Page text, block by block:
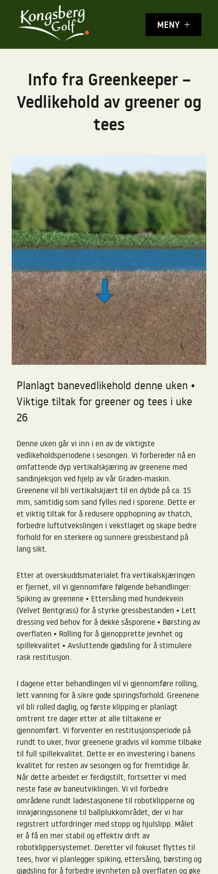
MENY
Info fra Greenkeeper –
Vedlikehold av greener og
tees
Planlagt banevedlikehold denne uken •
Viktige tiltak for greener og tees i uke
26
Denne uken går vi inn i en av de viktigste
vedlikeholdsperiodene i sesongen. Vi forbereder nå en
omfattende dyp vertikalskjæring av greenene med
sandinjeksjon ved hjelp av vår Graden-maskin.
Greenene vil bli vertikalskjært til en dybde på ca. 15
mm, samtidig som sand fylles ned i sporene. Dette er
et viktig tiltak for å redusere opphopning av thatch,
forbedre luftutvekslingen i vekstlaget og skape bedre
forhold for en sterkere og sunnere gressbestand på
lang sikt.
Etter at overskuddsmaterialet fra vertikalskjæringen
er fjernet, vil vi gjennomføre følgende behandlinger:
Spiking av greenene • Ettersåing med hundekvein
(Velvet Bentgrass) for å styrke gressbestanden • Lett
dressing ved behov for å dekke såsporene • Børsting av
overflaten • Rolling for å gjenopprette jevnhet og
spillekvalitet • Avsluttende gjødsling for å stimulere
rask restitusjon.
I dagene etter behandlingen vil vi gjennomføre rolling,
lett vanning for å sikre gode spiringsforhold. Greenene
vil bli rolled daglig, og første klipping er planlagt
omtrent tre dager etter at alle tiltakene er
gjennomført. Vi forventer en restitusjonsperiode på
rundt to uker, hvor greenene gradvis vil komme tilbake
til full spillekvalitet. Dette er en investering i banens
kvalitet for resten av sesongen og for fremtidige år.
Når dette arbeidet er ferdigstilt, fortsetter vi med
neste fase av baneutviklingen. Vi vil forbedre
områdene rundt ladestasjonene til robotklipperne og
innkjøringssonene til ballplukkområdet, der vi har
registrert utfordringer med stopp og hjulslipp. Målet
er å få en mer stabil og effektiv drift av
robotklippersystemet. Deretter vil fokuset flyttes til
tees, hvor vi planlegger spiking, ettersåing, børsting og
gjødsling for å forbedre jevnheten på overflaten og øke